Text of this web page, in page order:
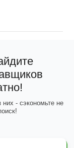
- сэкономьте не